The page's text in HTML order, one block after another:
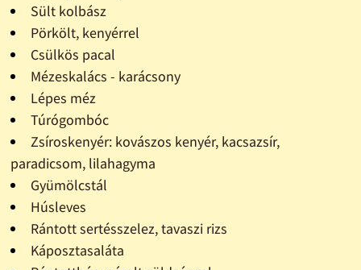
Sült kolbász
Pörkölt, kenyérrel
Csülkös pacal
Mézeskalács - karácsony
Lépes méz
Túrógombóc
Zsíroskenyér: kovászos kenyér, kacsazsír,
paradicsom, lilahagyma
Gyümölcstál
Húsleves
Rántott sertésszelez, tavaszi rizs
Káposztasaláta